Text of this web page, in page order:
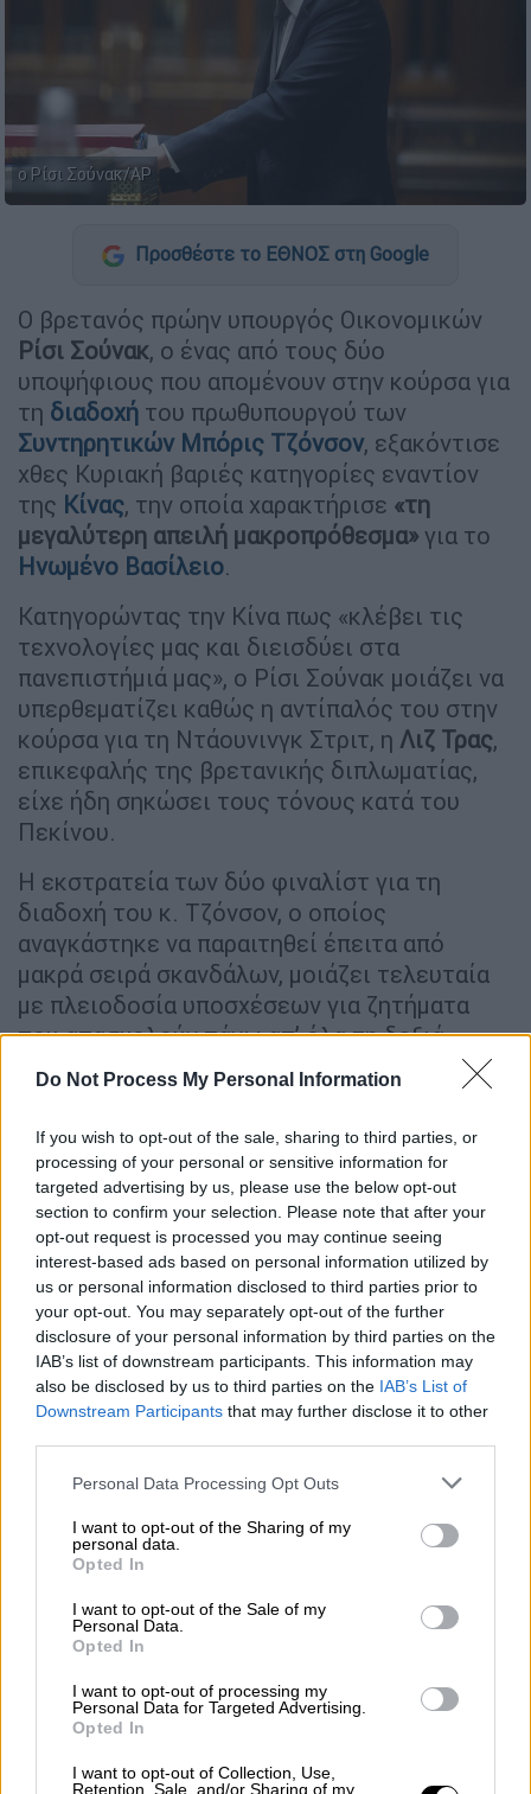
Do Not Process My Personal Information
If you wish to opt-out of the sale, sharing to third parties, or
processing of your personal or sensitive information for
targeted advertising by us, please use the below opt-out
section to confirm your selection. Please note that after your
opt-out request is processed you may continue seeing
interest-based ads based on personal information utilized by
us or personal information disclosed to third parties prior to
your opt-out. You may separately opt-out of the further
disclosure of your personal information by third parties on the
IAB’s list of downstream participants. This information may
also be disclosed by us to third parties on the IAB’s List of
Downstream Participants that may further disclose it to other
Please note that this website/app uses one or more Google
not limited to your visit or usage behaviour. You may click to
grant or deny consent to Google and its third-party tags to
use your data for below specified purposes in below Google
consent section.
Personal Data Processing Opt Outs
I want to opt-out of the Sharing of my
personal data.
Opted In
I want to opt-out of the Sale of my
Personal Data.
Opted In
I want to opt-out of processing my
Personal Data for Targeted Advertising.
Opted In
I want to opt-out of Collection, Use,
Retention, Sale, and/or Sharing of my
ο Ρίσι Σούνακ/AP
Προσθέστε το ΕΘΝΟΣ στη Google
Ο βρετανός πρώην υπουργός Οικονομικών
Ρίσι Σούνακ, ο ένας από τους δύο
υποψήφιους που απομένουν στην κούρσα για
τη διαδοχή του πρωθυπουργού των
Συντηρητικών Μπόρις Τζόνσον, εξακόντισε
χθες Κυριακή βαριές κατηγορίες εναντίον
της Κίνας, την οποία χαρακτήρισε «τη
μεγαλύτερη απειλή μακροπρόθεσμα» για το
Ηνωμένο Βασίλειο.
Κατηγορώντας την Κίνα πως «κλέβει τις
τεχνολογίες μας και διεισδύει στα
πανεπιστήμιά μας», ο Ρίσι Σούνακ μοιάζει να
υπερθεματίζει καθώς η αντίπαλός του στην
κούρσα για τη Ντάουνινγκ Στριτ, η Λιζ Τρας,
επικεφαλής της βρετανικής διπλωματίας,
είχε ήδη σηκώσει τους τόνους κατά του
Πεκίνου.
Η εκστρατεία των δύο φιναλίστ για τη
διαδοχή του κ. Τζόνσον, ο οποίος
αναγκάστηκε να παραιτηθεί έπειτα από
μακρά σειρά σκανδάλων, μοιάζει τελευταία
με πλειοδοσία υποσχέσεων για ζητήματα
που απασχολούν πάνω απ’ όλα τη δεξιά
πτέρυγα των Τόρις, όπως η μετανάστευση.
νέος αρχηγός των συντηρητικών από τους
οπαδούς της παράταξης, νακλείσειτα30
Ινστιτούτα Κομφούκιος που είναι
εγκατεστημένα στοΗνωμένο Βασίλειο
Χρηματοδοτούμενα από το κινεζικό κράτος,
τα ιδρύματα αυτά έχουν σκοπό την
προώθηση της γλώσσας και του πολιτισμού
της Κίνας, όμως έχουν κατηγορηθεί από
ορισμένους συντηρητικούς βουλευτές ότι
υπηρετούν τους σκοπούς των μηχανισμών
προπαγάνδας και κατασκοπείας του
Σε ανακοίνωσή του, ο κ. Σούνακ κατηγορεί
εισβολή στην Ουκρανία από τον (σ.σ.
πρόεδρο της Ρωσίας Βλαντίμιρ) Πούτιν
αγοράζοντας το πετρέλαιό του και
αποπειράται να εκφοβίσει τους γείτονές
της, συμπεριλαμβανομένης της Ταϊβάν.
Φορτώνουν σε αναπτυσσόμενες χώρες